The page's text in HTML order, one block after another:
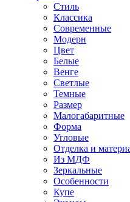
Стиль
Классика
Современные
Модерн
Цвет
Белые
Венге
Светлые
Темные
Размер
Малогабаритные
Форма
Угловые
Отделка и
Из МДФ
Зеркальные
Особенности
Купе